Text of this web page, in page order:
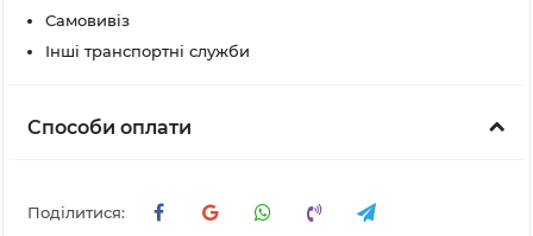
Самовивіз
Інші транспортні служби
Способи оплати
Поділитися: